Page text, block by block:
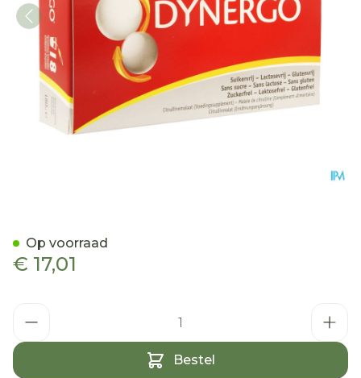
€ 17,01
Bestel
Op voorraad